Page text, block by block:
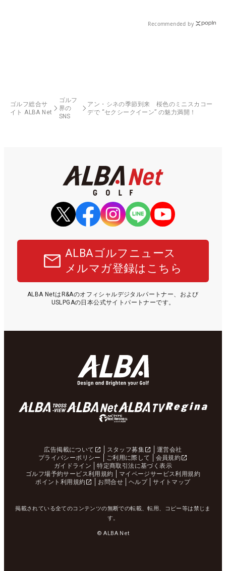
Recommended by
ゴルフ総合サ
イト ALBA Net
ゴルフ
界の
SNS
アン・シネの季節到来 桜色のミニスカコー
デで “セクシークイーン” の魅力満開！
ALBAゴルフニュース
メルマガ登録はこちら
ALBA NetはR&Aのオフィシャルデジタルパートナー、および
USLPGAの日本公式サイトパートナーです。
広告掲載について スタッフ募集
運営会社
プライバシーポリシー
ご利用に際して
会員規約
ガイドライン
特定商取引法に基づく表示
ゴルフ場予約サービス利用規約
マイページサービス利用規約
ポイント利用規約
お問合せ ヘルプ サイトマップ
掲載されている全てのコンテンツの無断での転載、転用、コピー等は禁じま
す。
© ALBA Net